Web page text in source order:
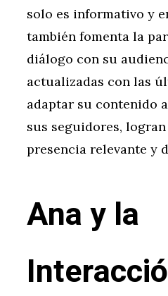
solo es informativo y
también fomenta la
diálogo con su
actualizadas con las
adaptar su contenido
sus seguidores,
presencia relevante y
Ana y la